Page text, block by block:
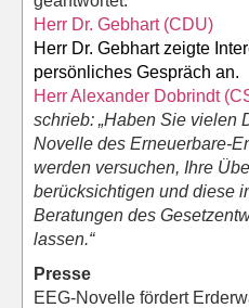
Herr Dr. Gebhart (CDU)
Herr Dr. Gebhart zeigte
persönliches Gespräch an.
Herr Alexander Dobrindt
schrieb: „Haben Sie vielen
Novelle des Erneuerbare-
werden versuchen, Ihre
berücksichtigen und diese
Beratungen des
lassen.“
Presse
EEG-Novelle fördert